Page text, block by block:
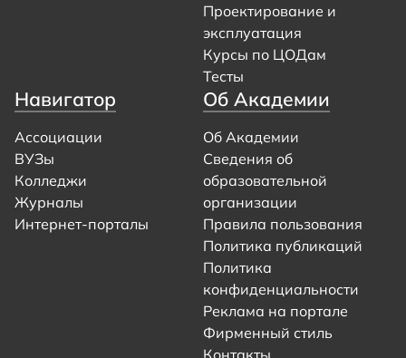
Проектирование и
эксплуатация
Курсы по ЦОДам
Тесты
Навигатор
Ассоциации
ВУЗы
Колледжи
Журналы
Интернет-порталы
Об Академии
Об Академии
Сведения об
образовательной
организации
Правила пользования
Политика публикаций
Политика
конфиденциальности
Реклама на портале
Фирменный стиль
Контакты